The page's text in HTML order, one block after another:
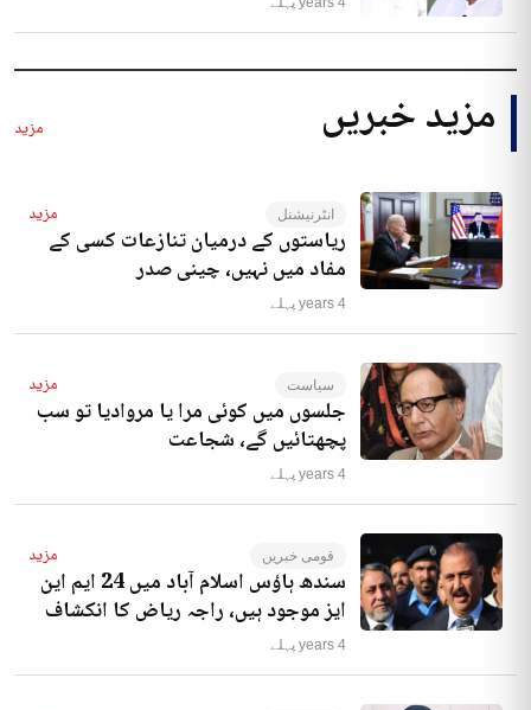
مزید خبریں مزید
انٹرنیشنل مزید
ریاستوں کے درمیان تنازعات کسی کے
مفاد میں نہیں، چینی صدر
4 years پہلے
سیاست مزید
جلسوں میں کوئی مرا یا مروادیا تو سب
پچھتائیں گے، شجاعت
4 years پہلے
قومی خبریں مزید
سندھ ہاؤس اسلام آباد میں 24 ایم این
ایز موجود ہیں، راجہ ریاض کا انکشاف
4 years پہلے